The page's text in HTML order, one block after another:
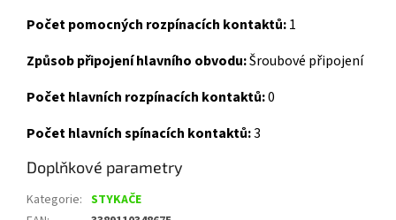
Počet pomocných rozpínacích kontaktů:1
Způsob připojení hlavního obvodu:Šroubové připojení
Počet hlavních rozpínacích kontaktů:0
Počet hlavních spínacích kontaktů:3
Doplňkové parametry
Kategorie: STYKAČE